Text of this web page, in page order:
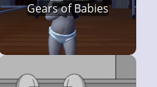
Gears of Babies